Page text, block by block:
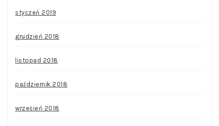
styczeń 2019
grudzień 2018
listopad 2018
październik 2018
wrzesień 2018